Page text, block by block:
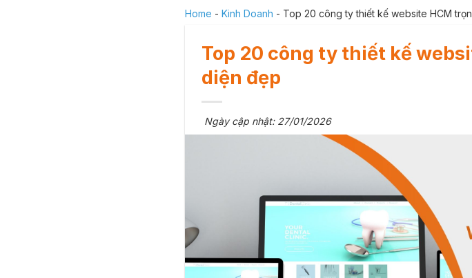
Home -Kinh Doanh - Top 20 công ty thiết kế website HCM
Top 20 công ty thiết kế
diện đẹp
Ngày cập nhật: 27/01/2026